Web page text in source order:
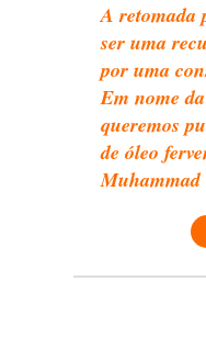
A retomada
ser uma
por uma
Em nome
queremos
de óleo
Muhammad